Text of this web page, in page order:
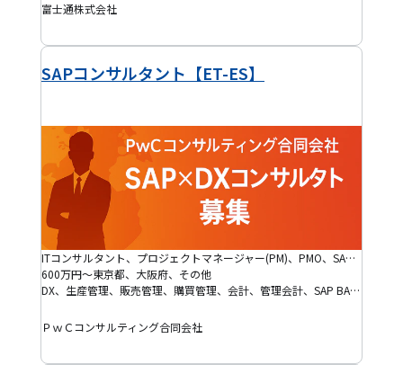
富士通株式会社
SAPコンサルタント【ET-ES】
ITコンサルタント、プロジェクトマネージャー(PM)、PMO、SAPコンサルタント
600万円～東京都、大阪府、その他
DX、生産管理、販売管理、購買管理、会計、管理会計、SAP BASIS、SAP S/4HANA、SAP S/4HANA Cloud
ＰｗＣコンサルティング合同会社